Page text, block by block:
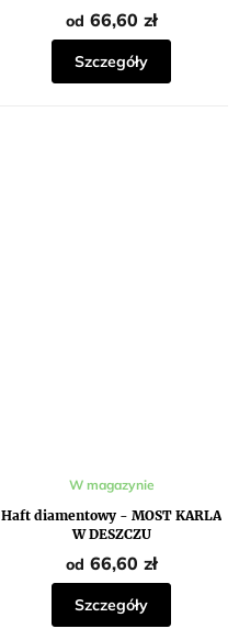
od 66,60 zł
Szczegóły
Haft diamentowy - MOST KARLA
W DESZCZU
W magazynie
od 66,60 zł
Szczegóły